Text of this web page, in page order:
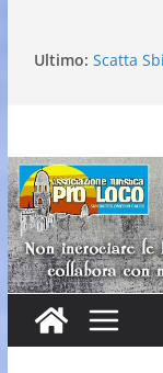
Ultimo: Scatta
25°